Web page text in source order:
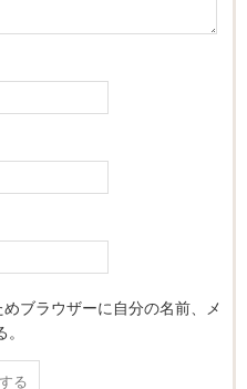
ブラウザーに自分の名前、メ